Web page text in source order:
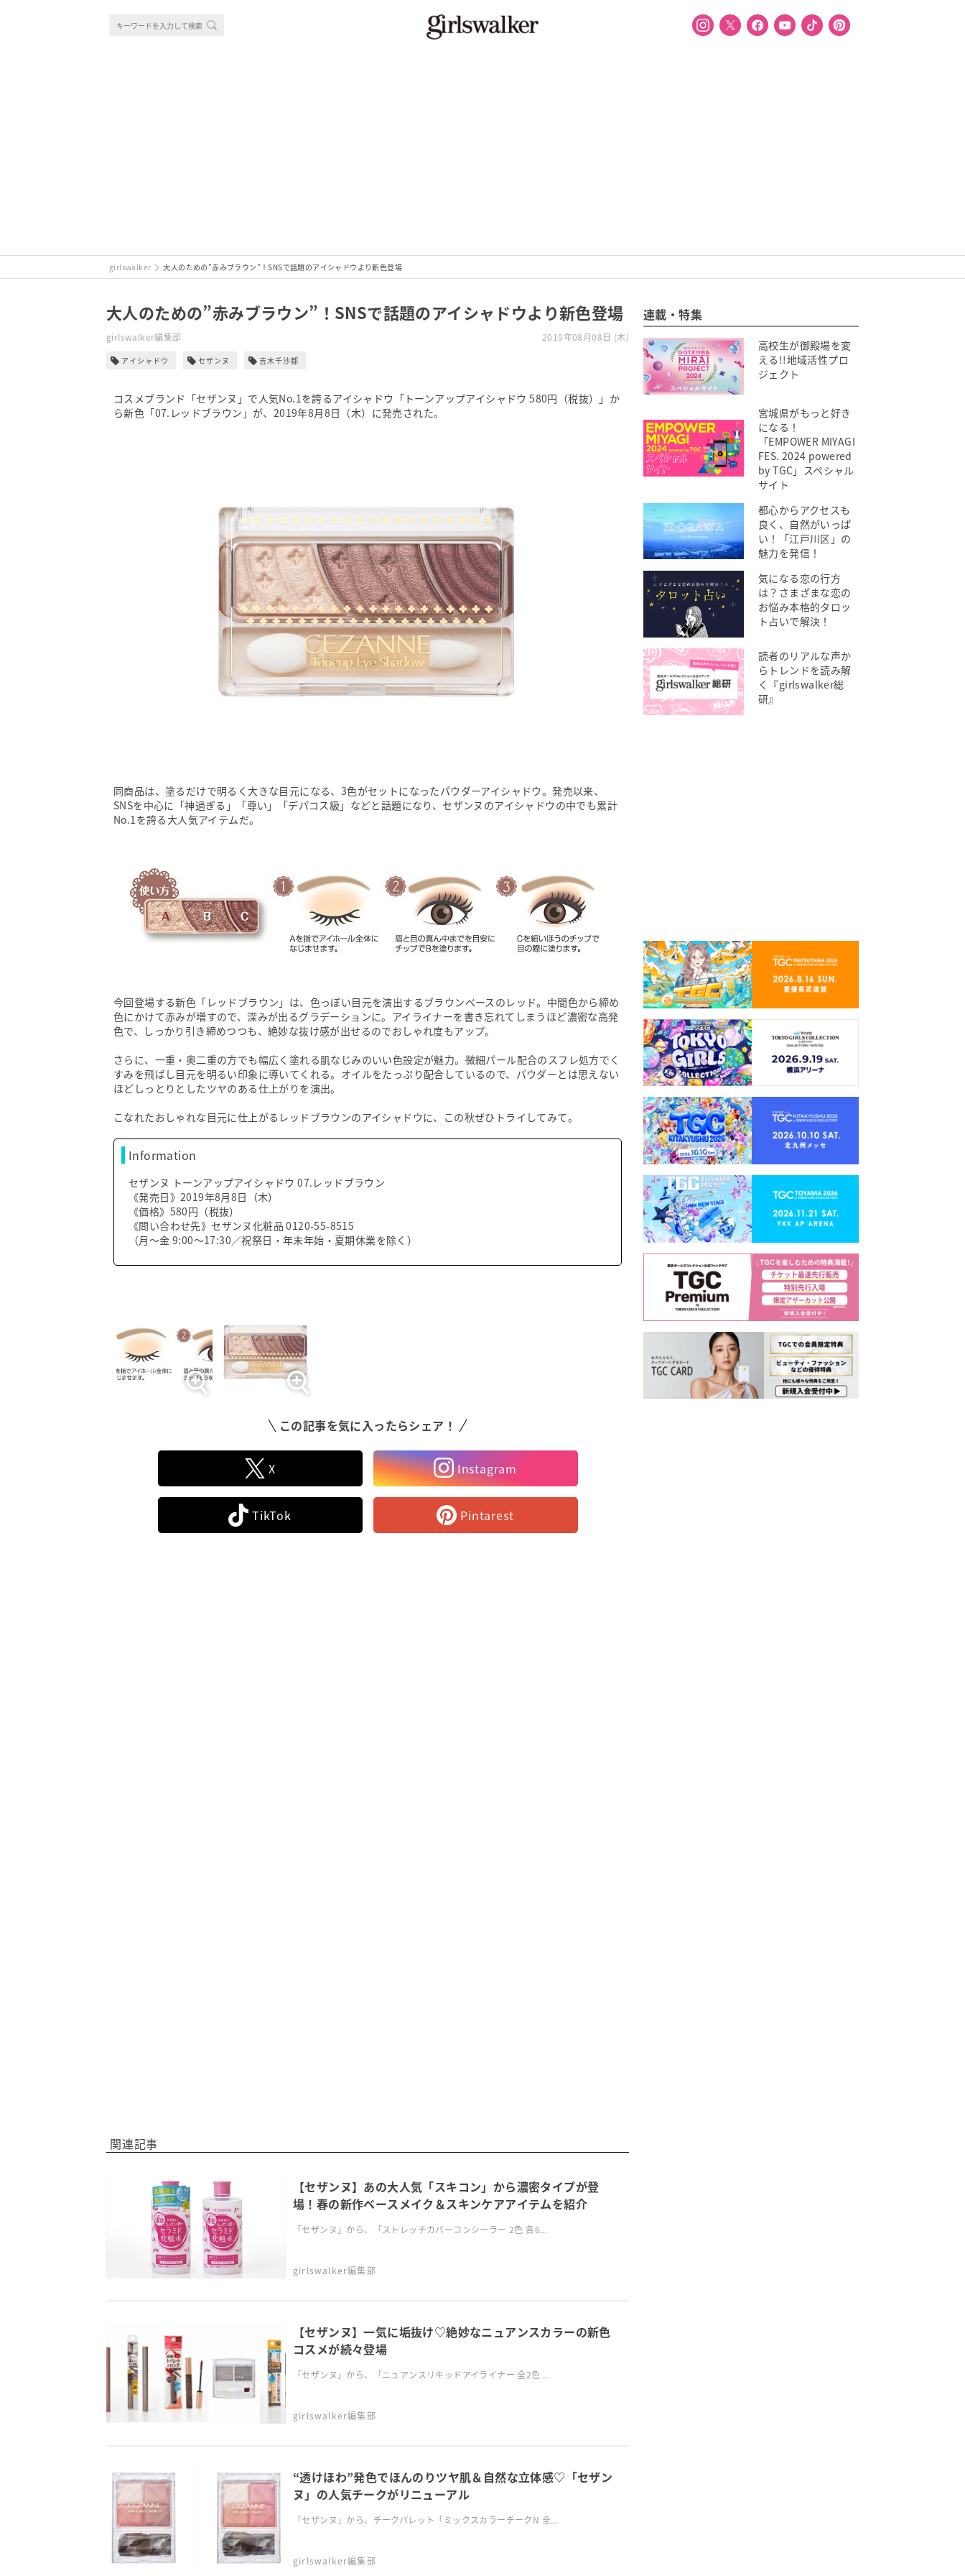
girlswalker 大人のための”赤みブラウン”！SNSで話題のアイシャドウより新色登場
大人のための”赤みブラウン”！SNSで話題のアイシャドウより新色登場
girlswalker編集部 2019年08月08日 (木)
アイシャドウ セザンヌ 吉木千沙都
コスメブランド「セザンヌ」で人気No.1を誇るアイシャドウ「トーンアップアイシャドウ 580円（税抜）」か
ら新色「07.レッドブラウン」が、2019年8月8日（木）に発売された。
同商品は、塗るだけで明るく大きな目元になる、3色がセットになったパウダーアイシャドウ。発売以来、
SNSを中心に「神過ぎる」「尊い」「デパコス級」などと話題になり、セザンヌのアイシャドウの中でも累計
No.1を誇る大人気アイテムだ。
今回登場する新色「レッドブラウン」は、色っぽい目元を演出するブラウンベースのレッド。中間色から締め
色にかけて赤みが増すので、深みが出るグラデーションに。アイライナーを書き忘れてしまうほど濃密な高発
色で、しっかり引き締めつつも、絶妙な抜け感が出せるのでおしゃれ度もアップ。
さらに、一重・奥二重の方でも幅広く塗れる肌なじみのいい色設定が魅力。微細パール配合のスフレ処方でく
すみを飛ばし目元を明るい印象に導いてくれる。オイルをたっぷり配合しているので、パウダーとは思えない
ほどしっとりとしたツヤのある仕上がりを演出。
こなれたおしゃれな目元に仕上がるレッドブラウンのアイシャドウに、この秋ぜひトライしてみて。
Information
セザンヌ トーンアップアイシャドウ 07.レッドブラウン
《発売日》2019年8月8日（木）
《価格》580円（税抜）
《問い合わせ先》セザンヌ化粧品 0120-55-8515
（月～金 9:00～17:30／祝祭日・年末年始・夏期休業を除く）
この記事を気に入ったらシェア！
X Instagram
TikTok Pintarest
関連記事
【セザンヌ】あの大人気「スキコン」から濃密タイプが登
場！春の新作ベースメイク＆スキンケアアイテムを紹介
「セザンヌ」から、「ストレッチカバーコンシーラー 2色 各6...
girlswalker編集部
【セザンヌ】一気に垢抜け♡絶妙なニュアンスカラーの新色
コスメが続々登場
「セザンヌ」から、「ニュアンスリキッドアイライナー 全2色 ...
girlswalker編集部
“透けほわ”発色でほんのりツヤ肌＆自然な立体感♡「セザン
ヌ」の人気チークがリニューアル
「セザンヌ」から、チークパレット「ミックスカラーチークN 全...
girlswalker編集部
連載・特集
高校生が御殿場を変
える!!地域活性プロ
ジェクト
宮城県がもっと好き
になる！
「EMPOWER MIYAGI
FES. 2024 powered
by TGC」スペシャル
サイト
都心からアクセスも
良く、自然がいっぱ
い！「江戸川区」の
魅力を発信！
気になる恋の行方
は？さまざまな恋の
お悩み本格的タロッ
ト占いで解決！
読者のリアルな声か
らトレンドを読み解
く『girlswalker総
研』